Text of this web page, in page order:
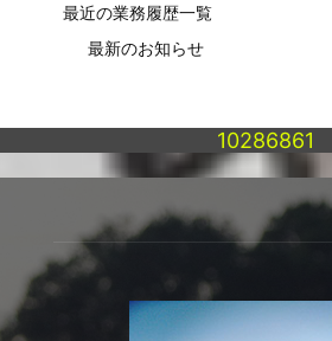
最近の業務履歴一覧
最新のお知らせ
10286861